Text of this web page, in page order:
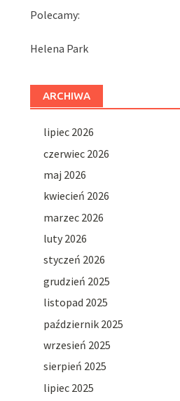
Polecamy:
Helena Park
ARCHIWA
lipiec 2026
czerwiec 2026
maj 2026
kwiecień 2026
marzec 2026
luty 2026
styczeń 2026
grudzień 2025
listopad 2025
październik 2025
wrzesień 2025
sierpień 2025
lipiec 2025